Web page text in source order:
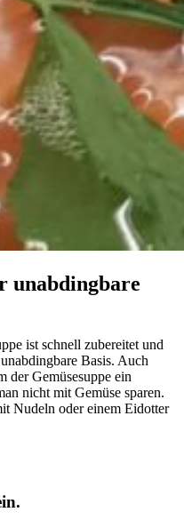
unabdingbare
ist schnell zubereitet und
Basis. Auch
der Gemüsesuppe ein
nicht mit Gemüse sparen.
Nudeln oder einem Eidotter